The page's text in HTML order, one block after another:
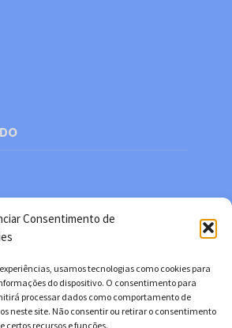
Consentimento de
usamos tecnologias como cookies para
do dispositivo. O consentimento para
processar dados como comportamento de
neste site. Não consentir ou retirar o consentimento
recursos e funções.